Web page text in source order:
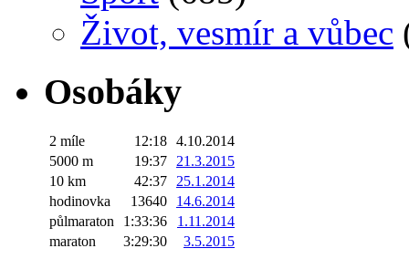
Život, vesmír a vůbec
Osobáky
2 míle 12:18 4.10.2014
5000 m
19:37
21.3.2015
10 km
42:37
25.1.2014
hodinovka
13640
14.6.2014
půlmaraton
1:33:36
1.11.2014
maraton
3:29:30 3.5.2015